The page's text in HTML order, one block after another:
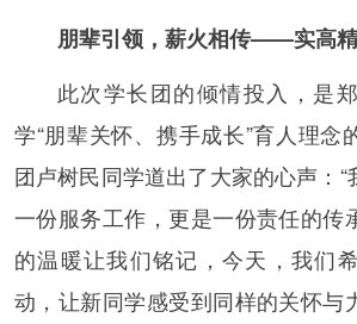
朋辈引领，薪火相传——实高
此次学长团的倾情投入，是
学“朋辈关怀、携手成长”育人理念
团卢树民同学道出了大家的心声：
一份服务工作，更是一份责任的传
的温暖让我们铭记，今天，我们
动，让新同学感受到同样的关怀与